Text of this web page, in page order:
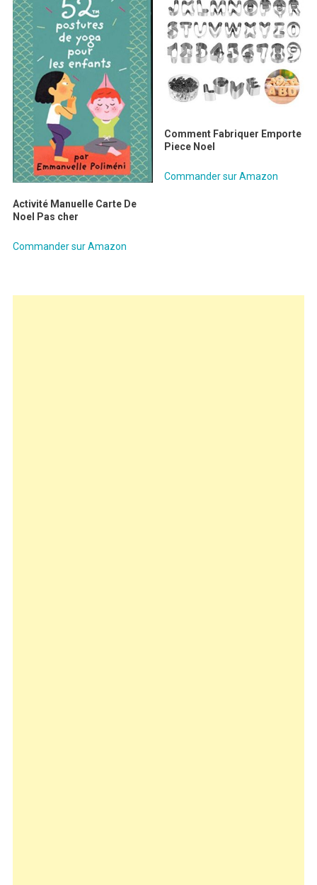
Activité Manuelle Carte De
Noel Pas cher
Commander sur Amazon
Comment Fabriquer Emporte
Piece Noel
Commander sur Amazon